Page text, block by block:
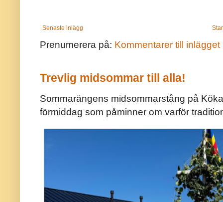
Senaste inlägg
Prenumerera på: Kommentarer till inlägget
Trevlig midsommar till alla!
Sommarängens midsommarstång på
förmiddag som påminner om varför